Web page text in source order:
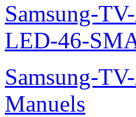
Samsung-
LED-46-
Samsung-
Manuels